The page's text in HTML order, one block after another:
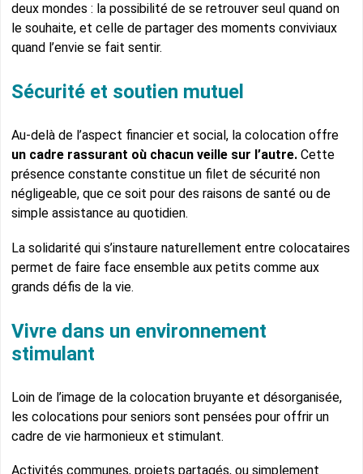
deux mondes : la possibilité de se retrouver seul quand on
le souhaite, et celle de partager des moments conviviaux
quand l’envie se fait sentir.
Sécurité et soutien mutuel
Au-delà de l’aspect financier et social, la colocation offre
un cadre rassurant où chacun veille sur l’autre.Cette
présence constante constitue un filet de sécurité non
négligeable, que ce soit pour des raisons de santé ou de
simple assistance au quotidien.
La solidarité qui s’instaure naturellement entre colocataires
permet de faire face ensemble aux petits comme aux
grands défis de la vie.
Vivre dans un environnement
stimulant
Loin de l’image de la colocation bruyante et désorganisée,
les colocations pour seniors sont pensées pour offrir un
cadre de vie harmonieux et stimulant.
Activités communes, projets partagés, ou simplement